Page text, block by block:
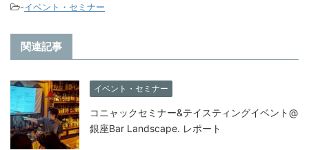
-イベント・セミナー
関連記事
イベント・セミナー
コニャックセミナー&テイスティングイベント@
銀座Bar Landscape. レポート